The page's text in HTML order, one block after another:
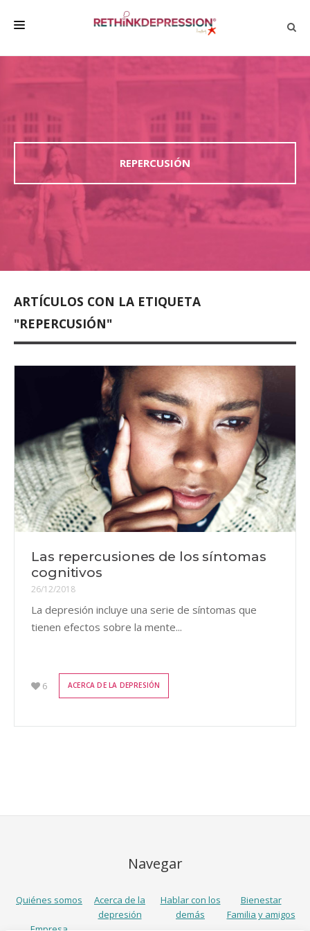
HABLAR CON LOS DEMÁS
BIENESTAR
FAMILIA Y AMIGOS
EMPRESA
DEPRESSÃO SEM RODEIOS
REPERCUSIÓN
ARTÍCULOS CON LA ETIQUETA
"REPERCUSIÓN"
Las repercusiones de los síntomas
cognitivos
26/12/2018
La depresión incluye una serie de síntomas que
tienen efectos sobre la mente...
6 ACERCA DE LA DEPRESIÓN
Navegar
Quiénes somos
Acerca de la
depresión
Hablar con los
demás
Bienestar
Familia y amigos